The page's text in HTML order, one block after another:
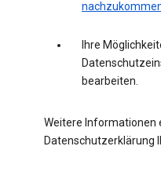
Ihre
bearbeiten.
Weitere Informationen
Datenschutzerklärung